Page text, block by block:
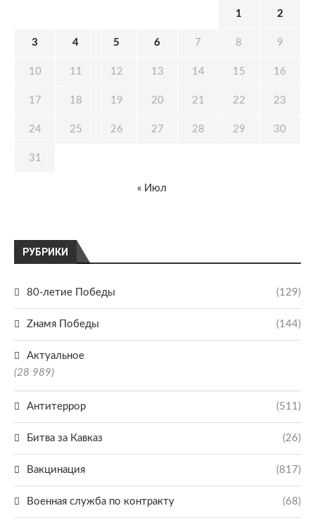
РУБРИКИ
80-летие Победы (129)
Zнамя Победы (144)
Актуальное
(28 989)
Антитеррор (511)
Битва за Кавказ (26)
Вакцинация (817)
Военная служба по контракту (68)
1 2
3 4 5 6 7 8 9
10 11 12 13 14 15 16
17 18 19 20 21 22 23
24 25 26 27 28 29 30
31
« Июл